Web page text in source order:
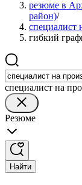
резюме в
район)/
специалист
гибкий
специалист на
Резюме
Найти